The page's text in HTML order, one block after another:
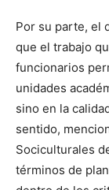
Por su parte, el
que el trabajo
funcionarios
unidades
sino en la
sentido,
Sociculturales
términos de